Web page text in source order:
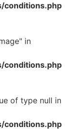
conditions.php
in
conditions.php
of type null in
conditions.php